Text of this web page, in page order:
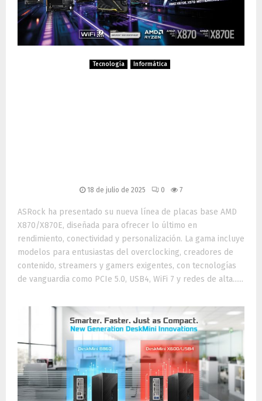
Tecnología Informática
18 de julio de 2025 0 7
ASRock ha presentado su nueva línea de placas base AMD
X870/X870E, diseñada para ofrecer lo último en
rendimiento, conectividad y personalización. La gama incluye
modelos para entusiastas del overclocking, creadores de
contenido, streamers y gamers exigentes, con tecnologías
de vanguardia como PCIe 5.0, USB4, WiFi 7 y redes de alta......